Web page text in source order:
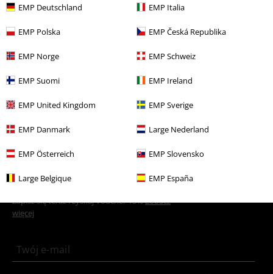
EMP Deutschland EMP Italia
EMP Polska EMP Česká Republika
EMP Norge EMP Schweiz
EMP Suomi EMP Ireland
EMP United Kingdom EMP Sverige
EMP Danmark Large Nederland
EMP Österreich EMP Slovensko
Large Belgique EMP España
Więcej kategorii. Więcej możliwości.
Nowości Dla domu
Gry Artykuły dekoracyjne i akcesoria dla domu
Motywy Filmowi nerdzi
Motywy Nerdy gamingowe
Gry Minecraft
Newsletter
Zapisz się teraz i zyskaj Voucher 15%Zobacz
więcej